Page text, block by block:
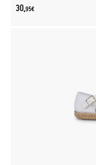
30,95€